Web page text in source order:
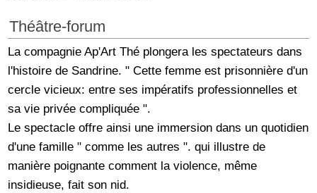
Théâtre-forum
La compagnie Ap'Art Thé plongera les spectateurs dans
l'histoire de Sandrine. " Cette femme est prisonnière d'un
cercle vicieux: entre ses impératifs professionnelles et
sa vie privée compliquée ".
Le spectacle offre ainsi une immersion dans un quotidien
d'une famille " comme les autres ". qui illustre de
manière poignante comment la violence, même
insidieuse, fait son nid.